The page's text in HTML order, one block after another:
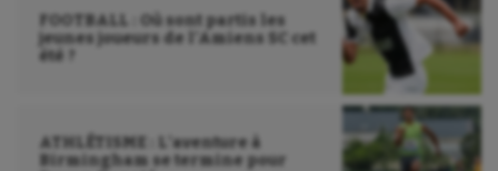
FOOTBALL : Où sont partis les
jeunes joueurs de l’Amiens SC cet
été ?
ATHLÉTISME : L’aventure à
Birmingham se termine pour